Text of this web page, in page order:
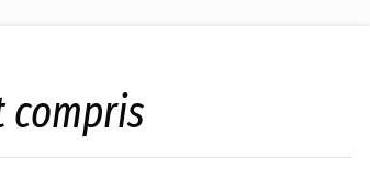
compris